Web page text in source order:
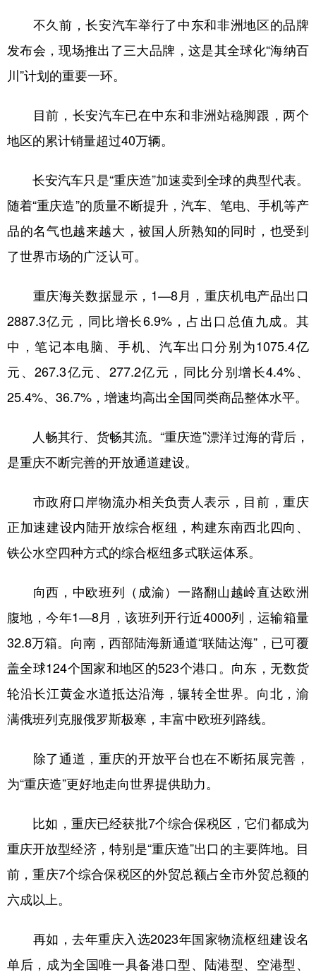
不久前，长安汽车举行了中东和非洲地区的品牌
发布会，现场推出了三大品牌，这是其全球化“海纳百
川”计划的重要一环。
目前，长安汽车已在中东和非洲站稳脚跟，两个
地区的累计销量超过40万辆。
长安汽车只是“重庆造”加速卖到全球的典型代表。
随着“重庆造”的质量不断提升，汽车、笔电、手机等产
品的名气也越来越大，被国人所熟知的同时，也受到
了世界市场的广泛认可。
重庆海关数据显示，1—8月，重庆机电产品出口
2887.3亿元，同比增长6.9%，占出口总值九成。其
中，笔记本电脑、手机、汽车出口分别为1075.4亿
元、267.3亿元、277.2亿元，同比分别增长4.4%、
25.4%、36.7%，增速均高出全国同类商品整体水平。
人畅其行、货畅其流。“重庆造”漂洋过海的背后，
是重庆不断完善的开放通道建设。
市政府口岸物流办相关负责人表示，目前，重庆
正加速建设内陆开放综合枢纽，构建东南西北四向、
铁公水空四种方式的综合枢纽多式联运体系。
向西，中欧班列（成渝）一路翻山越岭直达欧洲
腹地，今年1—8月，该班列开行近4000列，运输箱量
32.8万箱。向南，西部陆海新通道“联陆达海”，已可覆
盖全球124个国家和地区的523个港口。向东，无数货
轮沿长江黄金水道抵达沿海，辗转全世界。向北，渝
满俄班列克服俄罗斯极寒，丰富中欧班列路线。
除了通道，重庆的开放平台也在不断拓展完善，
为“重庆造”更好地走向世界提供助力。
比如，重庆已经获批7个综合保税区，它们都成为
重庆开放型经济，特别是“重庆造”出口的主要阵地。目
前，重庆7个综合保税区的外贸总额占全市外贸总额的
六成以上。
再如，去年重庆入选2023年国家物流枢纽建设名
单后，成为全国唯一具备港口型、陆港型、空港型、